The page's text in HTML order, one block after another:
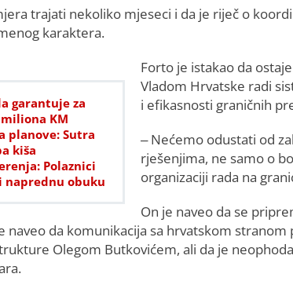
trajati nekoliko mjeseci i da je riječ o
karaktera.
garantuje za
miliona KM
planove: Sutra
kiša
Polaznici
naprednu obuku
Forto je istakao da
Vladom Hrvatske radi
i efikasnosti graničnih
– Nećemo odustati od
rješenjima, ne samo o
organizaciji rada na
On je naveo da se
naveo da komunikacija sa hrvatskom
Olegom Butkovićem, ali da je